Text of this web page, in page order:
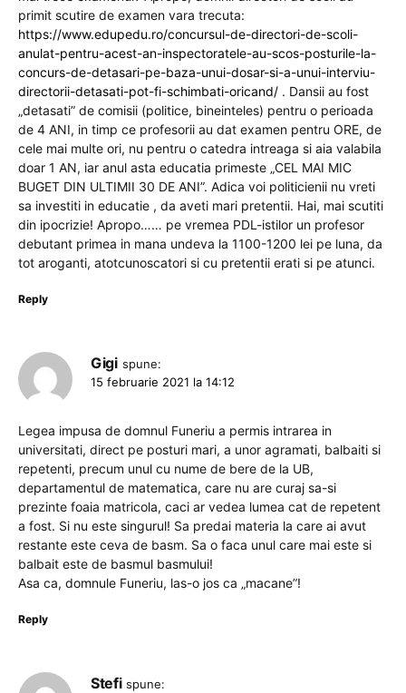
primit scutire de examen vara trecuta:
https://www.edupedu.ro/concursul-de-directori-de-scoli-
anulat-pentru-acest-an-inspectoratele-au-scos-posturile-la-
concurs-de-detasari-pe-baza-unui-dosar-si-a-unui-interviu-
directorii-detasati-pot-fi-schimbati-oricand/ . Dansii au fost
„detasati” de comisii (politice, bineinteles) pentru o perioada
de 4 ANI, in timp ce profesorii au dat examen pentru ORE, de
cele mai multe ori, nu pentru o catedra intreaga si aia valabila
doar 1 AN, iar anul asta educatia primeste „CEL MAI MIC
BUGET DIN ULTIMII 30 DE ANI”. Adica voi politicienii nu vreti
sa investiti in educatie , da aveti mari pretentii. Hai, mai scutiti
din ipocrizie! Apropo…… pe vremea PDL-istilor un profesor
debutant primea in mana undeva la 1100-1200 lei pe luna, da
tot aroganti, atotcunoscatori si cu pretentii erati si pe atunci.
Reply
Gigi spune:
15 februarie 2021 la 14:12
Legea impusa de domnul Funeriu a permis intrarea in
universitati, direct pe posturi mari, a unor agramati, balbaiti si
repetenti, precum unul cu nume de bere de la UB,
departamentul de matematica, care nu are curaj sa-si
prezinte foaia matricola, caci ar vedea lumea cat de repetent
a fost. Si nu este singurul! Sa predai materia la care ai avut
restante este ceva de basm. Sa o faca unul care mai este si
balbait este de basmul basmului!
Asa ca, domnule Funeriu, las-o jos ca „macane”!
Reply
Stefi spune: